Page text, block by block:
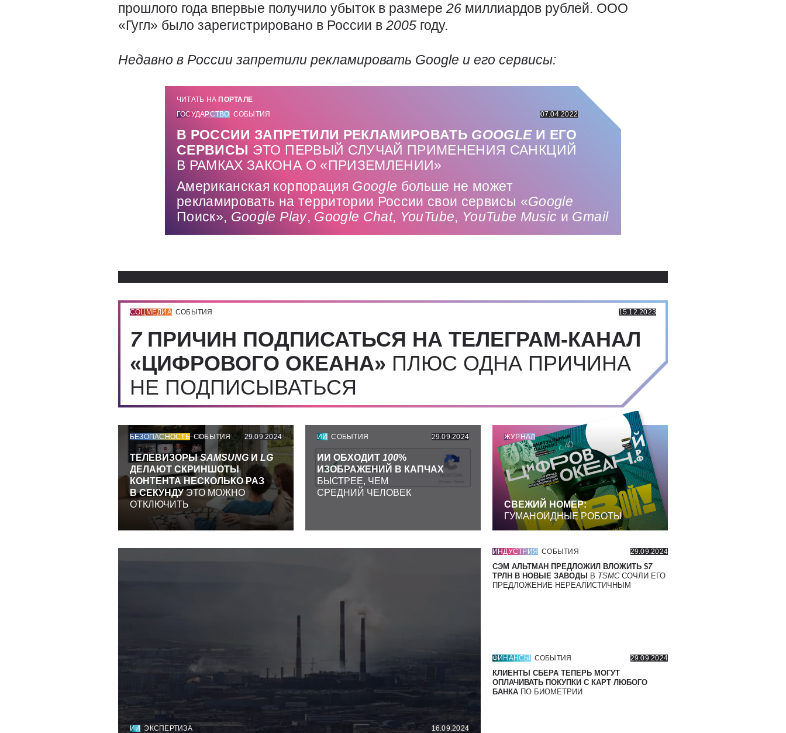
прошлого года впервые получило убыток в размере 26 миллиардов рублей. ООО
«Гугл» было зарегистрировано в России в 2005 году.
Недавно в России запретили рекламировать Google и его сервисы:
ЧИТАТЬ НА ПОРТАЛЕ
ГОСУДАРСТВО СОБЫТИЯ 07.04.2022
В РОССИИ ЗАПРЕТИЛИ РЕКЛАМИРОВАТЬ GOOGLE И ЕГО
СЕРВИСЫ ЭТО ПЕРВЫЙ СЛУЧАЙ ПРИМЕНЕНИЯ САНКЦИЙ
В РАМКАХ ЗАКОНА О «ПРИЗЕМЛЕНИИ»
Американская корпорация Google больше не может
рекламировать на территории России свои сервисы «Google
Поиск», Google Play, Google Chat, YouTube, YouTube Music и Gmail
СОЦМЕДИА СОБЫТИЯ 15.12.2023
7 ПРИЧИН ПОДПИСАТЬСЯ НА ТЕЛЕГРАМ-КАНАЛ
«ЦИФРОВОГО ОКЕАНА» ПЛЮС ОДНА ПРИЧИНА
НЕ ПОДПИСЫВАТЬСЯ
БЕЗОПАСНОСТЬ СОБЫТИЯ 29.09.2024
ТЕЛЕВИЗОРЫSAMSUNG И LG
ДЕЛАЮТ СКРИНШОТЫ
КОНТЕНТА НЕСКОЛЬКО РАЗ
В СЕКУНДУЭТО МОЖНО
ОТКЛЮЧИТЬ
ИИ СОБЫТИЯ 29.09.2024
ИИ ОБХОДИТ 100%
ИЗОБРАЖЕНИЙ В КАПЧАХ
БЫСТРЕЕ, ЧЕМ
СРЕДНИЙ ЧЕЛОВЕК
ЖУРНАЛ
СВЕЖИЙ НОМЕР:
ГУМАНОИДНЫЕ РОБОТЫ
ИИ ЭКСПЕРТИЗА 16.09.2024
ИНДУСТРИЯ СОБЫТИЯ 29.09.2024
СЭМ АЛЬТМАН ПРЕДЛОЖИЛ ВЛОЖИТЬ $7
ТРЛН В НОВЫЕ ЗАВОДЫ
В TSMC СОЧЛИ ЕГО
ПРЕДЛОЖЕНИЕ НЕРЕАЛИСТИЧНЫМ
ФИНАНСЫ СОБЫТИЯ 29.09.2024
КЛИЕНТЫ СБЕРА ТЕПЕРЬ МОГУТ
ОПЛАЧИВАТЬ ПОКУПКИ С КАРТ ЛЮБОГО
БАНКА ПО БИОМЕТРИИ